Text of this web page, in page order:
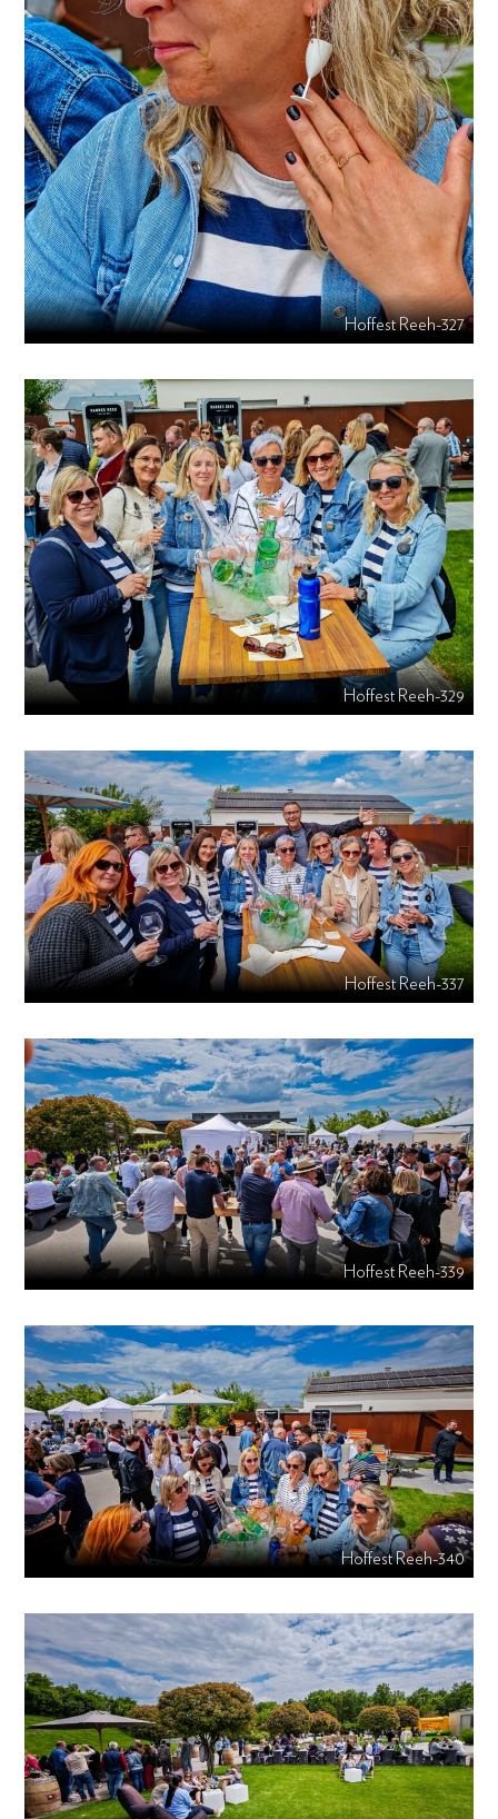
Hoffest Reeh-327
Hoffest Reeh-329
Hoffest Reeh-337
Hoffest Reeh-339
Hoffest Reeh-340